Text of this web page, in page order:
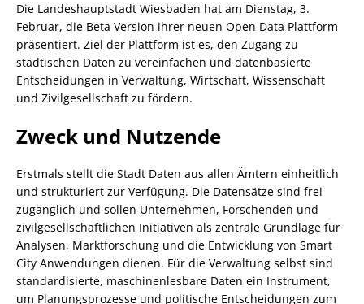
Die Landeshauptstadt Wiesbaden hat am Dienstag, 3.
Februar, die Beta Version ihrer neuen Open Data Plattform
präsentiert. Ziel der Plattform ist es, den Zugang zu
städtischen Daten zu vereinfachen und datenbasierte
Entscheidungen in Verwaltung, Wirtschaft, Wissenschaft
und Zivilgesellschaft zu fördern.
Zweck und Nutzende
Erstmals stellt die Stadt Daten aus allen Ämtern einheitlich
und strukturiert zur Verfügung. Die Datensätze sind frei
zugänglich und sollen Unternehmen, Forschenden und
zivilgesellschaftlichen Initiativen als zentrale Grundlage für
Analysen, Marktforschung und die Entwicklung von Smart
City Anwendungen dienen. Für die Verwaltung selbst sind
standardisierte, maschinenlesbare Daten ein Instrument,
um Planungsprozesse und politische Entscheidungen zum